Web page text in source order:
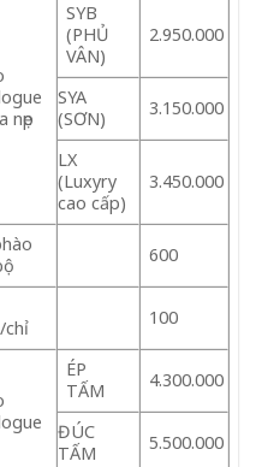
nẹp
SYB
(PHỦ
VÂN)
2.950.000
SYA
(SƠN)
3.150.000
LX
(Luxyry
cao cấp)
3.450.000
600
chỉ
100
ÉP
TẤM
4.300.000
ĐÚC
TẤM
5.500.000